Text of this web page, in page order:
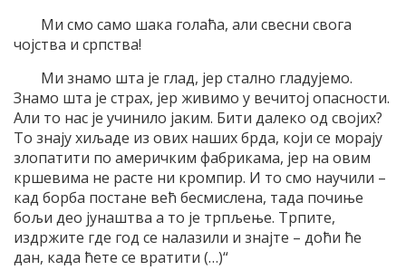
Ми смо само шака голаћа, али свесни свога
чојства и српства!
Ми знамо шта је глад, јер стално гладујемо.
Знамо шта је страх, јер живимо у вечитој опасности.
Али то нас је учинило јаким. Бити далеко од својих?
То знају хиљаде из ових наших брда, који се морају
злопатити по америчким фабрикама, јер на овим
кршевима не расте ни кромпир. И то смо научили –
кад борба постане већ бесмислена, тада почиње
бољи део јунаштва а то је трпљење. Трпите,
издржите где год се налазили и знајте – доћи ће
дан, када ћете се вратити (…)“